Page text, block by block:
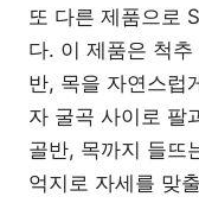
또 다른 제품으로
다. 이 제품은 척
반, 목을 자연스럽
자 굴곡 사이로 팔
골반, 목까지 들뜨
억지로 자세를 맞